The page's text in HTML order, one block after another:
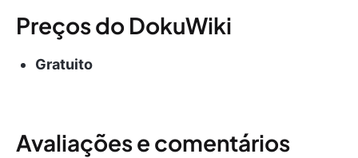
Preços do DokuWiki
Gratuito
Avaliações e comentários